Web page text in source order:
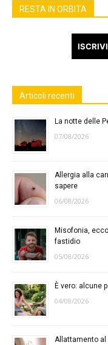
RESTA IN ORBITA
Articoli recenti
La notte delle
07/08/2026
Allergia alla
sapere
06/08/2026
Misofonia,
fastidio
05/08/2026
È vero: alcune
04/08/2026
Allattamento